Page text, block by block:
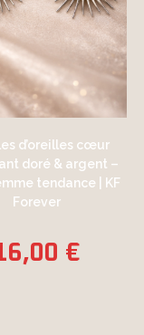
d’oreilles cœur
doré & argent –
tendance | KF
Forever
€